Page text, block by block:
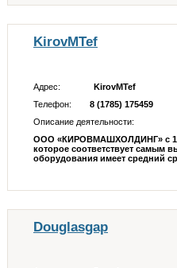
KirovMTef
Адрес:
KirovMTef
Телефон:
8 (1785) 175459
Описание деятельности:
ООО «КИРОВМАШХОЛДИНГ» с
которое соответствует самым
оборудования имеет средний
Douglasgap